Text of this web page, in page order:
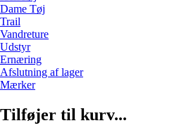
Dame Tøj
Trail
Vandreture
Udstyr
Ernæring
Afslutning af lager
Mærker
Tilføjer til kurv...